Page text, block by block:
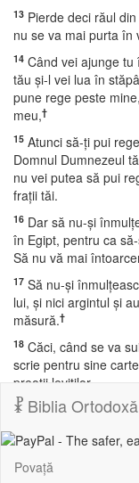
13 Pierde deci răul
nu se va mai purta în
14 Când vei ajunge
tău şi-l vei lua în
pune rege peste
meu,†
15 Atunci să-ţi pui
Domnul Dumnezeul
nu vei putea să pui
fraţii tăi.
16 Dar să nu-şi
în Egipt, pentru ca
Să nu vă mai
17 Să nu-şi
lui, şi nici argintul şi
măsură.†
18 Căci, când se va
scrie pentru sine
preoţii leviţilor,
19 Şi să fie aceasta la
silească a împlini
acestea,
Biblia
Povață